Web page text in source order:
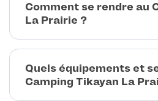
Comment se rendre au
La Prairie ?
Quels équipements et
Camping Tikayan La